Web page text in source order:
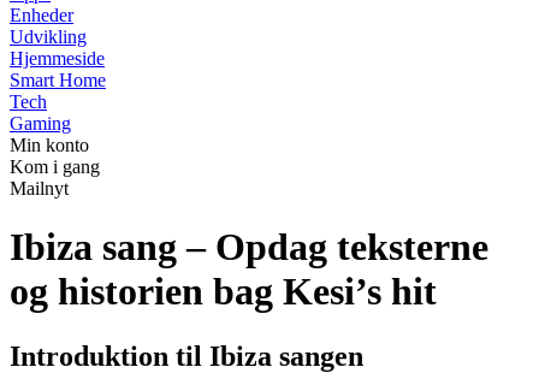
Enheder
Udvikling
Hjemmeside
Smart Home
Tech
Gaming
Min konto
Kom i gang
Mailnyt
Ibiza sang – Opdag teksterne
og historien bag Kesi’s hit
Introduktion til Ibiza sangen